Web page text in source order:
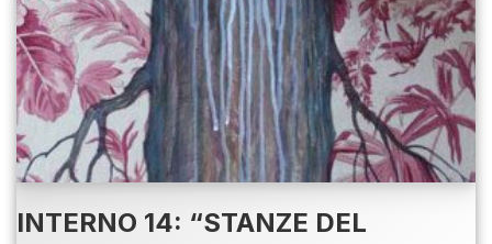
INTERNO 14: “STANZE DEL